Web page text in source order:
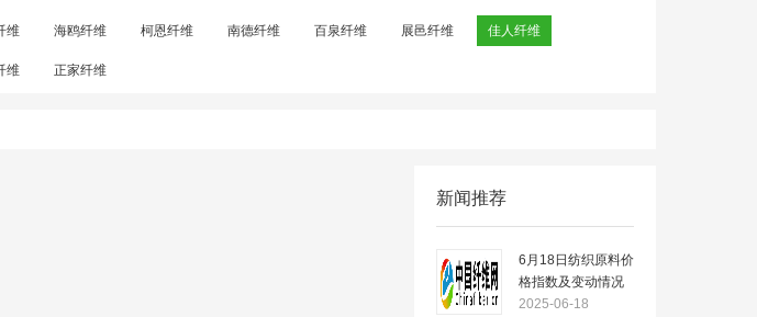
维 海鸥纤维 柯恩纤维 南德纤维 百泉纤维 展邑纤维 佳人纤维
维 正家纤维
新闻推荐
6月18日纺织原料价
格指数及变动情况
2025-06-18